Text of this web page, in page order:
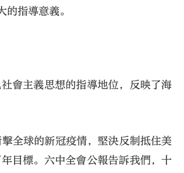
指導意義。
會主義思想的指導地位，反映了海
全球的新冠疫情，堅決反制抵住美
目標。六中全會公報告訴我們，十